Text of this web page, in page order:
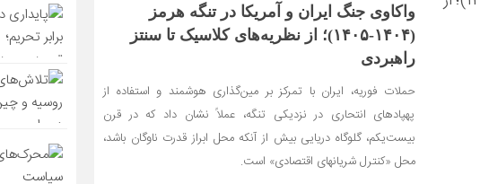
واکاوی جنگ ایران و آمریکا در تنگه هرمز
(۱۴۰۴-۱۴۰۵)؛ از نظریه‌های کلاسیک تا سنتز
راهبردی
حملات فوریه، ایران با تمرکز بر مین‌گذاری هوشمند و استفاده از
پهپادهای انتحاری در نزدیکی تنگه، عملاً نشان داد که در قرن
بیست‌یکم، گلوگاه دریایی بیش از آنکه محل ابراز قدرت ناوگان باشد،
محل «کنترل شریانهای اقتصادی» است.